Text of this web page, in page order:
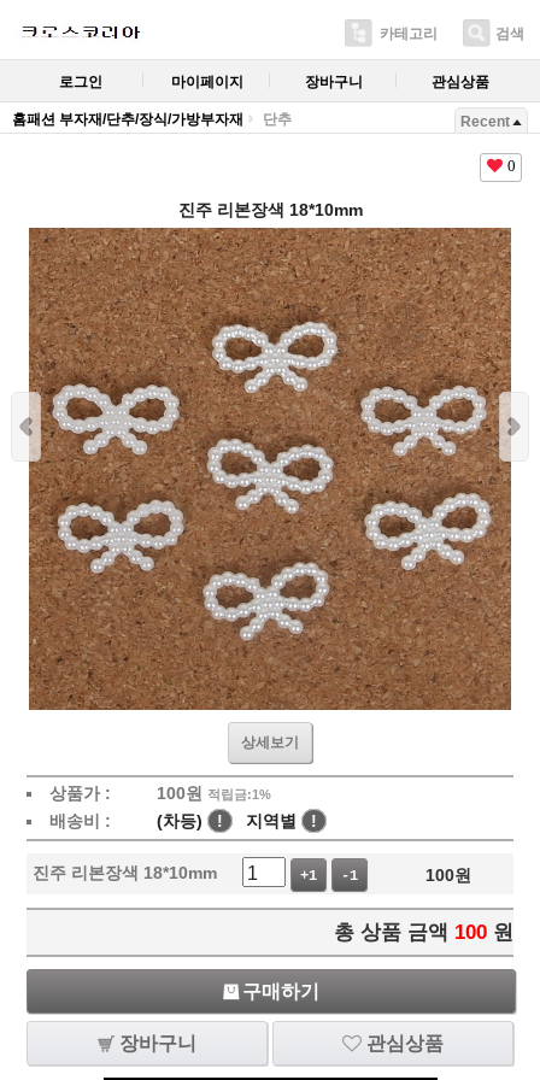
카테고리 검색
로그인 마이페이지 장바구니 관심상품
홈패션 부자재/단추/장식/가방부자재 단추 Recent
0
진주 리본장색 18*10mm
상세보기
상품가 : 100원 적립금:1%
배송비 : (차등) ! 지역별 !
진주 리본장색 18*10mm +1 -1 100원
총 상품 금액 100 원
구매하기
장바구니 관심상품